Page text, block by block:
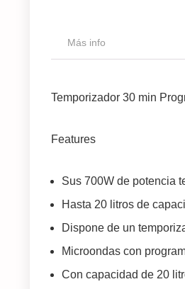
Más info
Temporizador 30 min
Features
Sus 700W de potencia
Hasta 20 litros de
Dispone de un
Microondas con
Con capacidad de 20